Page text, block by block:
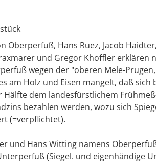
Oberperfuß, Hans Ruez, Jacob
und Gregor Khoffler erklären
wegen der "oberen Mele-
am Holz und Eisen mangelt, daß sich
Hälfte dem landesfürstlichem
bezahlen werden, wozu sich
(=verpflichtet).
und Hans Witting namens
(Siegel. und eigenhändige